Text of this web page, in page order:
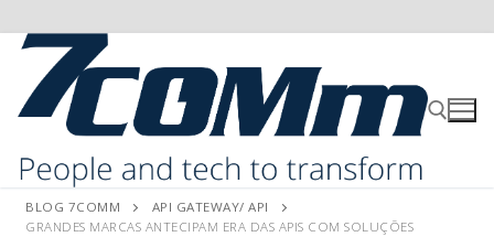
BLOG 7COMM
API GATEWAY/ API
GRANDES MARCAS ANTECIPAM ERA DAS APIS COM SOLUÇÕES